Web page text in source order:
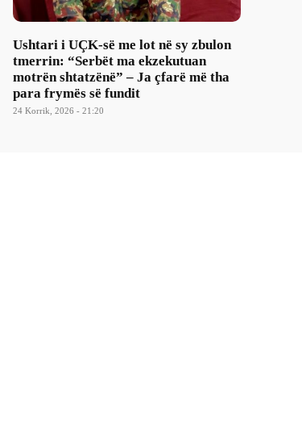
Ushtari i UÇK-së me lot në sy zbulon
tmerrin: “Serbët ma ekzekutuan
motrën shtatzënë” – Ja çfarë më tha
para frymës së fundit
24 Korrik, 2026 - 21:20